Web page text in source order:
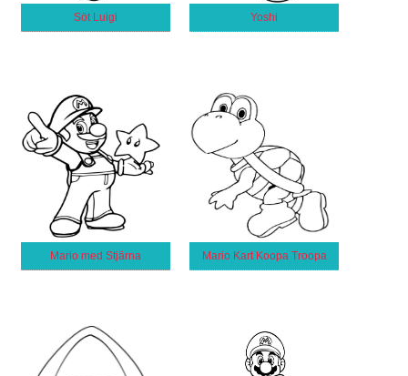
Söt Luigi Yoshi
Mario med Stjärna Mario Kart Koopa Troopa